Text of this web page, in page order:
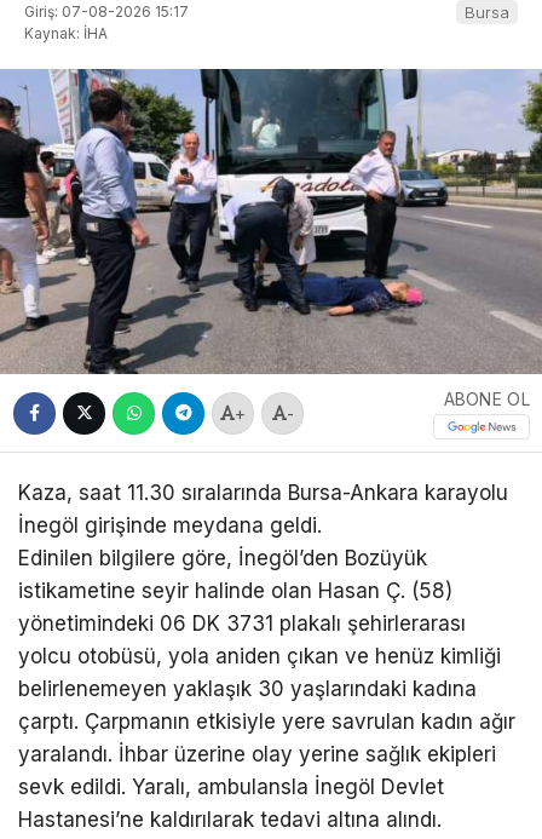
Giriş: 07-08-2026 15:17
Kaynak: İHA
Bursa
+ -
ABONE OL
Kaza, saat 11.30 sıralarında Bursa-Ankara karayolu
İnegöl girişinde meydana geldi.
Edinilen bilgilere göre, İnegöl’den Bozüyük
istikametine seyir halinde olan Hasan Ç. (58)
yönetimindeki 06 DK 3731 plakalı şehirlerarası
yolcu otobüsü, yola aniden çıkan ve henüz kimliği
belirlenemeyen yaklaşık 30 yaşlarındaki kadına
çarptı. Çarpmanın etkisiyle yere savrulan kadın ağır
yaralandı. İhbar üzerine olay yerine sağlık ekipleri
sevk edildi. Yaralı, ambulansla İnegöl Devlet
Hastanesi’ne kaldırılarak tedavi altına alındı.